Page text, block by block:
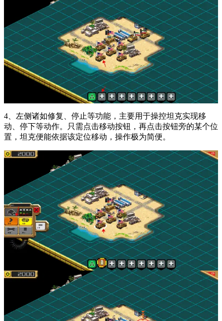
4、左侧诸如修复、停止等功能，主要用于操控坦克实现移
动、停下等动作。只需点击移动按钮，再点击按钮旁的某个位
置，坦克便能依据该定位移动，操作极为简便。